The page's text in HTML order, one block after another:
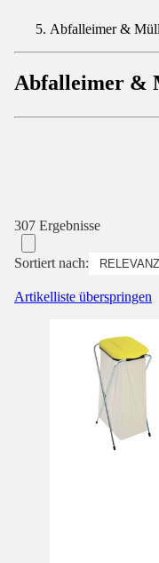
Abfalleimer &
Abfalleimer &
307 Ergebnisse
Sortiert nach:
Artikelliste überspringen